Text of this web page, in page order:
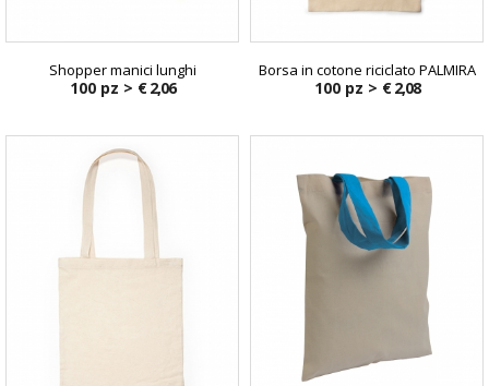
Shopper manici lunghi
100 pz > € 2,06
Borsa in cotone riciclato PALMIRA
100 pz > € 2,08